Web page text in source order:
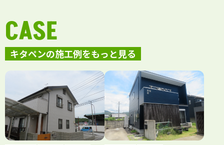
キタペンの施工例をもっと見る
CASE